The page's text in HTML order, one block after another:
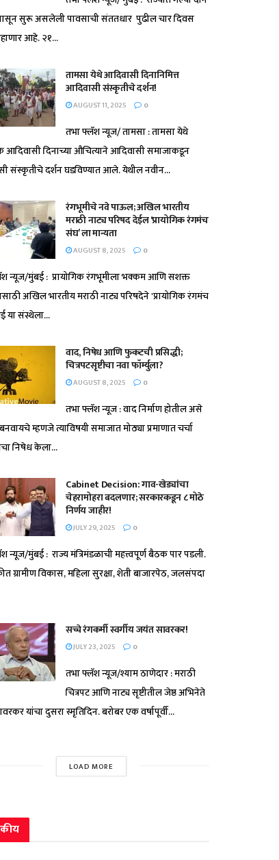
सुरू असलेली पावसाची संततधार पुढील चार दिवस
आहे. २१...
तामसा येथे आदिवासी दिनानिमित्त
आदिवासी संस्कृतीचे दर्शन!
AUGUST 11, 2025 0
तभा फ्लॅश न्यूज/ तामसा : तामसा येथे
आदिवासी दिनाच्या औचित्याने आदिवासी समाजाकडून
संस्कृतीचे दर्शन घडविण्यात आले. येथील नवीन...
रंगभूमीचे नवे पाऊल; अखिल भारतीय
मराठी नाट्य परिषद देईल ‘प्रायोगिक रंगमंच
संघ’ ला मान्यता
AUGUST 8, 2025 0
न्यूज/मुंबई : प्रायोगिक रंगभूमीला भक्कम आणि सशक्त
अखिल भारतीय मराठी नाट्य परिषदेने 'प्रायोगिक रंगमंच
या संस्थेला...
वाद, निषेध आणि फुकटची प्रसिद्धी;
चित्रपटसृष्टीचा नवा फॉर्म्युला?
AUGUST 8, 2025 0
तभा फ्लॅश न्यूज : वाद निर्माण होतील असे
म्हणजे त्याविषयी समाजात मोठ्या प्रमाणात चर्चा
निषेध केला...
Cabinet Decision: गाव-खेड्यांचा
चेहरामोहरा बदलणार; सरकारकडून ८ मोठे
निर्णय जाहीर!
JULY 29, 2025 0
न्यूज/मुंबई : राज्य मंत्रिमंडळाची महत्त्वपूर्ण बैठक पार पडली.
ग्रामीण विकास, महिला सुरक्षा, शेती बाजारपेठ, जलसंपदा
सच्चे रंगकर्मी स्वर्गीय जयंत सावरकर!
JULY 23, 2025 0
तभा फ्लॅश न्यूज/श्याम ठाणेदार : मराठी
चित्रपट आणि नाट्य सृष्टीतील जेष्ठ अभिनेते
यांचा दुसरा स्मृतिदिन. बरोबर एक वर्षापूर्वी...
LOAD MORE